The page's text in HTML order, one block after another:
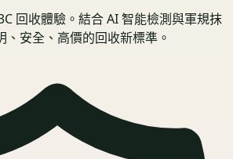
回收體驗。結合 AI 智能檢測與軍規抹
、安全、高價的回收新標準。